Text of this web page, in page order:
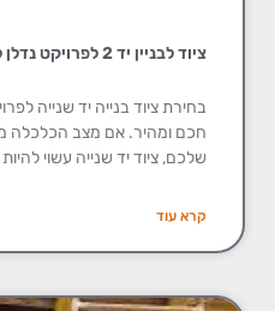
ציוד לבניין יד 2 לפרויקט נדלן למכירה והשכרה
בחירת ציוד בנייה יד שנייה
חכם ומהיר. אם מצב הכלכלה
שלכם, ציוד יד שנייה עשוי להיות
קרא עוד